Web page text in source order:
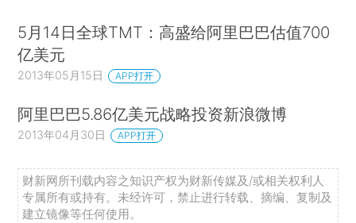
5月14日全球TMT：高盛给阿里巴巴估值700
亿美元
2013年05月15日 APP打开
阿里巴巴5.86亿美元战略投资新浪微博
2013年04月30日 APP打开
财新网所刊载内容之知识产权为财新传媒及/或相关权利人
专属所有或持有。未经许可，禁止进行转载、摘编、复制及
建立镜像等任何使用。